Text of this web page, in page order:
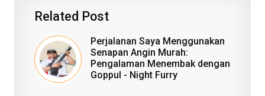
Related Post
Perjalanan Saya Menggunakan
Senapan Angin Murah:
Pengalaman Menembak dengan
Goppul - Night Furry